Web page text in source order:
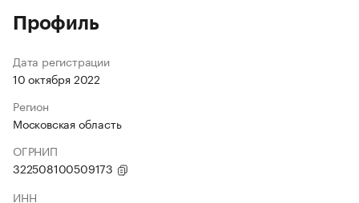
Профиль
Дата регистрации
10 октября 2022
Регион
Московская область
ОГРНИП
322508100509173
ИНН